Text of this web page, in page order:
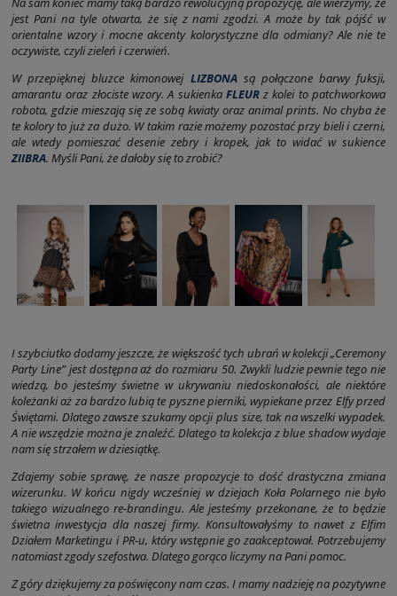
jest Pani na tyle otwarta, że się z nami zgodzi. A może by tak pójść w
orientalne wzory i mocne akcenty kolorystyczne dla odmiany? Ale nie te
oczywiste, czyli zieleń i czerwień.
W przepięknej bluzce kimonowej LIZBONAsą połączone barwy fuksji,
amarantu oraz złociste wzory. A sukienka FLEURz kolei to patchworkowa
robota, gdzie mieszają się ze sobą kwiaty oraz animal prints. No chyba że
te kolory to już za dużo. W takim razie możemy pozostać przy bieli i czerni,
ale wtedy pomieszać desenie zebry i kropek, jak to widać w sukience
ZIIBRA. Myśli Pani, że dałoby się to zrobić?
I szybciutko dodamy jeszcze, że większość tych ubrań w kolekcji „Ceremony
Party Line” jest dostępna aż do rozmiaru 50. Zwykli ludzie pewnie tego nie
wiedzą, bo jesteśmy świetne w ukrywaniu niedoskonałości, ale niektóre
koleżanki aż za bardzo lubią te pyszne pierniki, wypiekane przez Elfy przed
Świętami. Dlatego zawsze szukamy opcji plus size, tak na wszelki wypadek.
A nie wszędzie można je znaleźć. Dlatego ta kolekcja z blue shadow wydaje
nam się strzałem w dziesiątkę.
Zdajemy sobie sprawę, że nasze propozycje to dość drastyczna zmiana
wizerunku. W końcu nigdy wcześniej w dziejach Koła Polarnego nie było
takiego wizualnego re-brandingu. Ale jesteśmy przekonane, że to będzie
świetna inwestycja dla naszej firmy. Konsultowałyśmy to nawet z Elfim
Działem Marketingu i PR-u, który wstępnie go zaakceptował. Potrzebujemy
natomiast zgody szefostwa. Dlatego gorąco liczymy na Pani pomoc.
Z góry dziękujemy za poświęcony nam czas. I mamy nadzieję na pozytywne